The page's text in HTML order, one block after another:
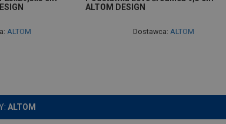
ALTOM
ALTOM DESIGN
Dostawca:ALTOM
ALTOM